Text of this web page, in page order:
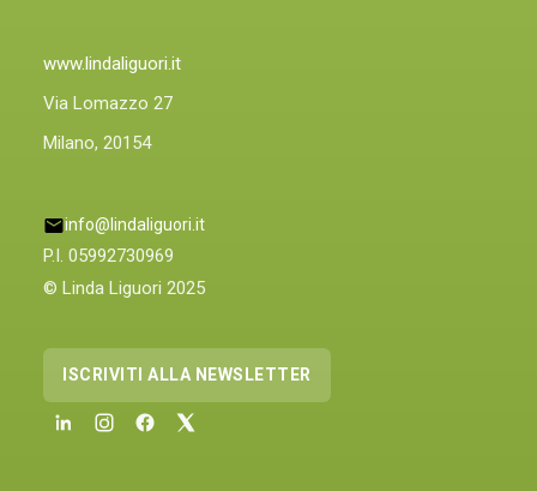
www.lindaliguori.it
Via Lomazzo 27
Milano, 20154
info@lindaliguori.it
P.I. 05992730969
© Linda Liguori 2025
ISCRIVITI ALLA NEWSLETTER